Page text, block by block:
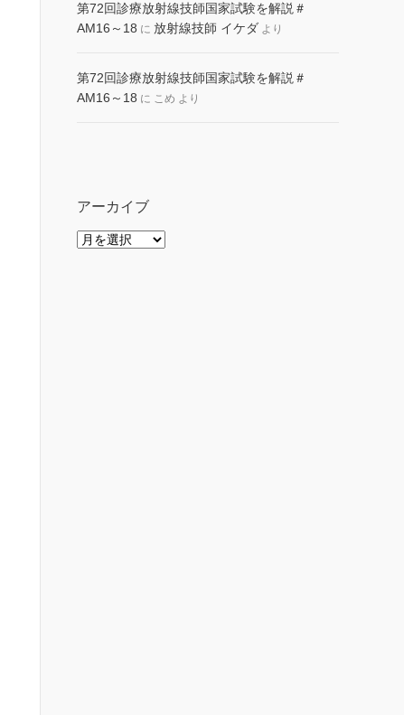
第72回診療放射線技師国家試験を解説＃
AM16～18 に 放射線技師 イケダ より
第72回診療放射線技師国家試験を解説＃
AM16～18 に こめ より
アーカイブ
ア